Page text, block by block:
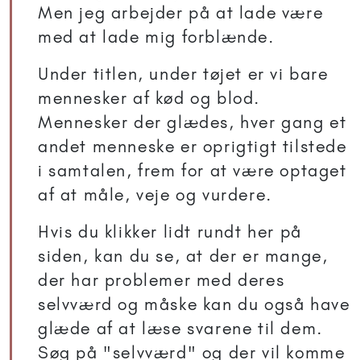
Men jeg arbejder på at lade være
med at lade mig forblænde.
Under titlen, under tøjet er vi bare
mennesker af kød og blod.
Mennesker der glædes, hver gang et
andet menneske er oprigtigt tilstede
i samtalen, frem for at være optaget
af at måle, veje og vurdere.
Hvis du klikker lidt rundt her på
siden, kan du se, at der er mange,
der har problemer med deres
selvværd og måske kan du også have
glæde af at læse svarene til dem.
Søg på "selvværd" og der vil komme